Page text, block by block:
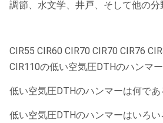
調節、水文学、井戸、そして他の分
CIR55 CIR60 CIR70 CIR70 CIR76
CIR110の低い空気圧DTHのハンマー
低い空気圧DTHのハンマーは何であ
低い空気圧DTHのハンマーはいろ